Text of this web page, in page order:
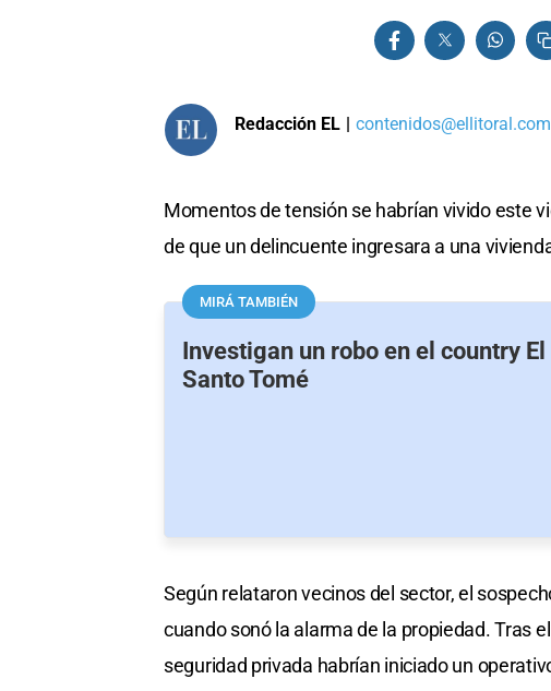
Redacción EL | contenidos@ellitoral.com
Momentos de tensión se habrían vivido este
de que un delincuente ingresara a una
MIRÁ TAMBIÉN
Investigan un robo en el country
Santo Tomé
Según relataron vecinos del sector, el
cuando sonó la alarma de la propiedad. Tras
seguridad privada habrían iniciado un